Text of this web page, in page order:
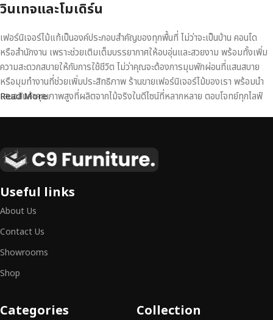
วินเทจและโมเดิร์น
เฟอร์นิเจอร์ไม้แท้เป็นองค์ประกอบสำคัญของทุกพื้นที่ ไม่ว่าจะเป็นบ้าน คอนโด
หรือสำนักงาน เพราะช่วยเติมเต็มบรรยากาศให้อบอุ่นและสวยงาม พร้อมทั้งเพิ่ม
ความสะดวกสบายให้กับการใช้ชีวิต ไม่ว่าคุณจะต้องการมุมพักผ่อนที่แสนสบาย
หรือมุมทำงานที่ช่วยเพิ่มประสิทธิภาพ ร้านขายเฟอร์นิเจอร์ไม้ของเรา พร้อมนำ
เสนอสินค้าคุณภาพสูงที่ผลิตจากไม้จริงในดีไซน์ที่หลากหลาย ตอบโจทย์ทุกไลฟ์
เหนือระดับ
เฟอร์นิเจอร์ไม้ไม่ใช่เพียงของตกแต่ง แต่เป็นงานศิลปะที่สะท้อนถึงรสนิยมและ
สามารถผสานความสวยงาม ความแข็งแรง และการใช้งานที่ตอบโจทย์ทุกความ
ต้องการได้อย่างลงตัว เฟอร์นิเจอร์ทุกชิ้นของเราผลิตจากวัสดุคุณภาพสูง ผ่าน
การตรวจสอบมาตรฐานอย่างเคร่งครัด
สิก และการใช้งานที่ยาวนาน
ประกันคุณภาพและการบริการที่ดีที่สุด
Read More
Useful links
About Us
Contact Us
Showrooms
Shop
Categories Collection